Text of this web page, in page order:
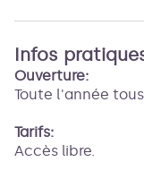
Infos
Ouverture:
Toute l'année
Tarifs:
Accès libre.